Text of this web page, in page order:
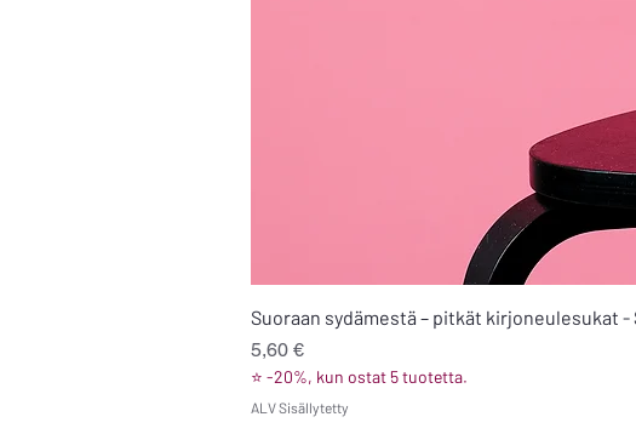
Suoraan sydämestä – pitkät kirjoneulesukat -
Hinta
5,60 €
⭐ -20%, kun ostat 5 tuotetta.
ALV Sisällytetty